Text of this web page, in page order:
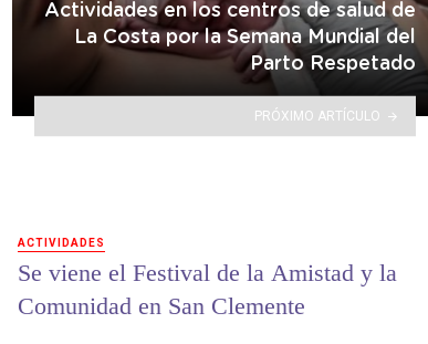
Actividades en los centros de salud de
La Costa por la Semana Mundial del
Parto Respetado
PRÓXIMO ARTÍCULO
ACTIVIDADES
Se viene el Festival de la Amistad y la
Comunidad en San Clemente